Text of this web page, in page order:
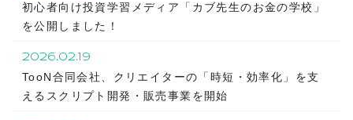
初心者向け投資学習メディア「カブ先生のお金の学校」
を公開しました！
2026.02.19
TooN合同会社、クリエイターの「時短・効率化」を支
えるスクリプト開発・販売事業を開始